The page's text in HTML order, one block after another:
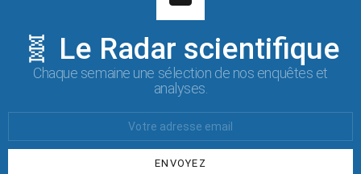
🧬 Le Radar scientifique
Chaque semaine une sélection de nos enquêtes et
analyses.
: